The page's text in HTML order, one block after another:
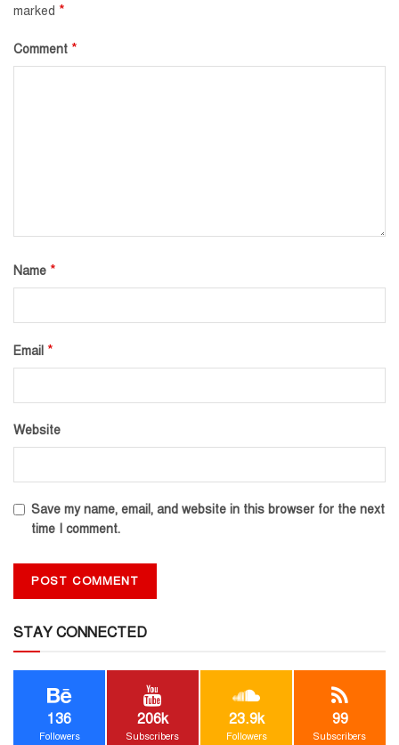
marked *
Comment *
Name *
Email *
Website
Save my name, email, and website in this browser for the next
time I comment.
STAY CONNECTED
136
Followers
206k
Subscribers
23.9k
Followers
99
Subscribers